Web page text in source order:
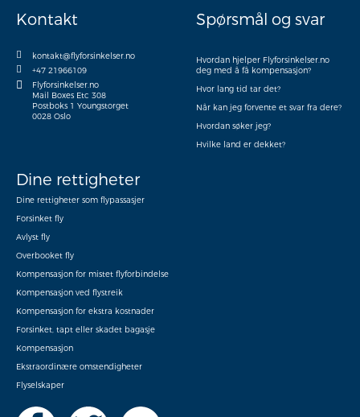
Kontakt Spørsmål og svar
kontakt@flyforsinkelser.no
+47 21966109
Flyforsinkelser.no
Mail Boxes Etc 308
Postboks 1 Youngstorget
0028 Oslo
Hvordan hjelper Flyforsinkelser.no
deg med å få kompensasjon?
Hvor lang tid tar det?
Når kan jeg forvente et svar fra dere?
Hvordan søker jeg?
Hvilke land er dekket?
Dine rettigheter
Dine rettigheter som flypassasjer
Forsinket fly
Avlyst fly
Overbooket fly
Kompensasjon for mistet flyforbindelse
Kompensasjon ved flystreik
Kompensasjon for ekstra kostnader
Forsinket, tapt eller skadet bagasje
Kompensasjon
Ekstraordinære omstendigheter
Flyselskaper